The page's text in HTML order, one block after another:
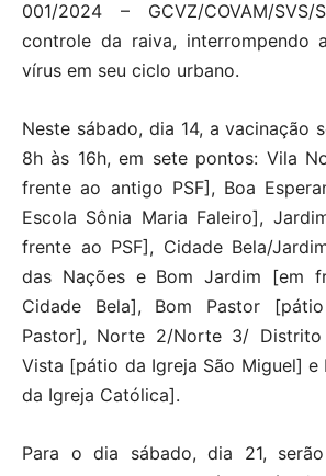
001/2024 – GCVZ/COVAM/
controle da raiva, interrompendo
vírus em seu ciclo urbano.
Neste sábado, dia 14, a vacinação
8h às 16h, em sete pontos: Vila
frente ao antigo PSF], Boa
Escola Sônia Maria Faleiro],
frente ao PSF], Cidade Bela/
das Nações e Bom Jardim [em
Cidade Bela], Bom Pastor
Pastor], Norte 2/Norte 3/ Distrito
Vista [pátio da Igreja São Miguel] e
da Igreja Católica].
Para o dia sábado, dia 21,